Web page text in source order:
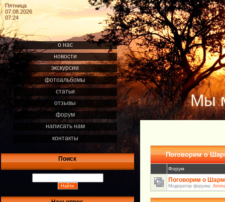
Пятница
07.08.2026
07:24
о нас
новости
экскурсии
фотоальбомы
статьи
отзывы
форум
написать нам
контакты
Поиск
Мы
Поговорим о
Форум
Поговорим о
Модератор форума: